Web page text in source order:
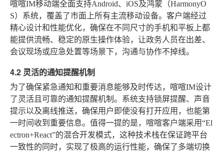
喧喧IM移动端全面支持Android、iOS及鸿蒙（HarmonyO
S）系统，覆盖了市面上所有主流移动设备。客户端经过
精心设计和性能优化，确保在不同尺寸的手机和平板上都
能提供流畅、稳定的原生操作体验，让政务人员在出差、
会议现场或应急处置等场景下，沟通与协作不掉线。
4.2 灵活的通知提醒机制
为了确保紧急通知和重要消息能够及时传达，喧喧IM设计
了灵活且可靠的通知提醒机制。系统支持锁屏提醒、声音
提示以及离线推送，确保用户即使没有打开应用，也能第
一时间收到重要信息。值得一提的是，喧喧客户端采用“El
ectron+React”的混合开发模式，这种技术栈在保证跨平台
一致性的同时，实现了极高的运行性能，确保了多端切换